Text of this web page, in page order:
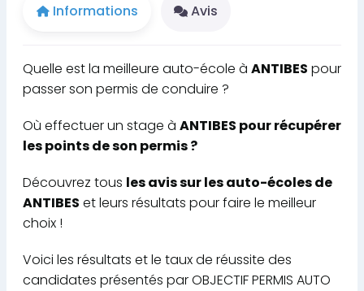
Informations Avis
Quelle est la meilleure auto-école à ANTIBES pour
passer son permis de conduire ?
Où effectuer un stage à ANTIBES pour récupérer
les points de son permis ?
Découvrez tous les avis sur les auto-écoles de
ANTIBES et leurs résultats pour faire le meilleur
choix !
Voici les résultats et le taux de réussite des
candidates présentés par OBJECTIF PERMIS AUTO